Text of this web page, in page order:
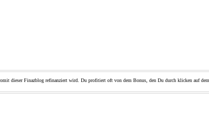
dieser Finazblog refinanziert wird. Du profitiert oft von dem Bonus, den Du durch klicken auf